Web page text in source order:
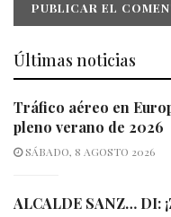
Últimas noticias
Tráfico aéreo en
pleno verano de 2026
SÁBADO, 8 AGOSTO 2026
ALCALDE SANZ… DI: